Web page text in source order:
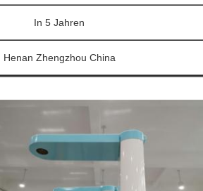
In 5 Jahren
Henan Zhengzhou China